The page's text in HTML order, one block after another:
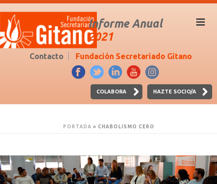
Informe Anual
2021
Contacto Fundación Secretariado Gitano
COLABORA HAZTE SOCIO/A
PORTADA » CHABOLISMO CERO